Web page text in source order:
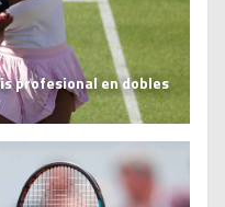
profesional en dobles